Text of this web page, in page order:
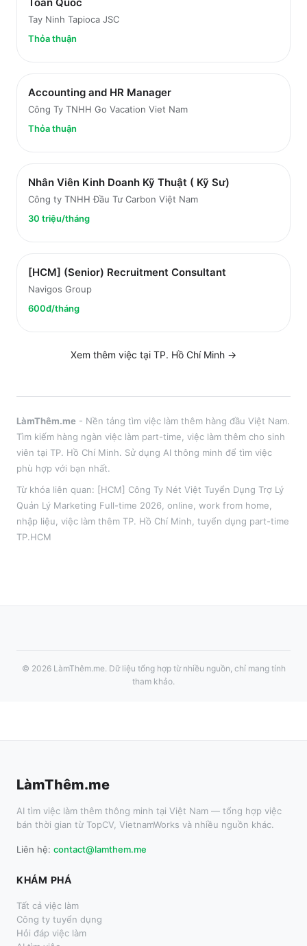
Tay Ninh Tapioca JSC
Thỏa thuận
Accounting and HR Manager
Công Ty TNHH Go Vacation Viet Nam
Thỏa thuận
Nhân Viên Kinh Doanh Kỹ Thuật ( Kỹ Sư)
Công ty TNHH Đầu Tư Carbon Việt Nam
30 triệu/tháng
[HCM] (Senior) Recruitment Consultant
Navigos Group
600đ/tháng
Xem thêm việc tại TP. Hồ Chí Minh →
LàmThêm.me - Nền tảng tìm việc làm thêm hàng đầu Việt Nam.
Tìm kiếm hàng ngàn việc làm part-time, việc làm thêm cho sinh
viên tại TP. Hồ Chí Minh. Sử dụng AI thông minh để tìm việc
phù hợp với bạn nhất.
Từ khóa liên quan: [HCM] Công Ty Nét Việt Tuyển Dụng Trợ Lý
Quản Lý Marketing Full-time 2026 online, work from home,
nhập liệu , việc làm thêm TP. Hồ Chí Minh , tuyển dụng part-time
TP.HCM
© 2026 LàmThêm.me. Dữ liệu tổng hợp từ nhiều nguồn, chỉ mang tính
tham khảo.
LàmThêm.me
AI tìm việc làm thêm thông minh tại Việt Nam — tổng hợp việc
bán thời gian từ TopCV, VietnamWorks và nhiều nguồn khác.
Liên hệ: contact@lamthem.me
KHÁM PHÁ
Tất cả việc làm
Công ty tuyển dụng
Hỏi đáp việc làm